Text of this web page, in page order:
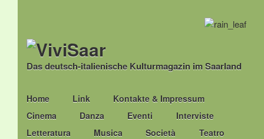
Das deutsch-italienische Kulturmagazin im Saarland
Main menu
Skip
to
content
Home Link
Kontakte & Impressum
Cinema
Danza Eventi
Interviste
Letteratura
Musica Società Teatro